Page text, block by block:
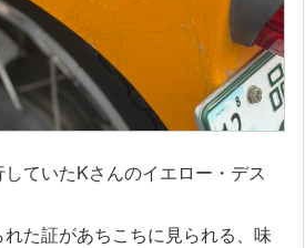
ていたKさんのイエロー・デス
た証があちこちに見られる、味